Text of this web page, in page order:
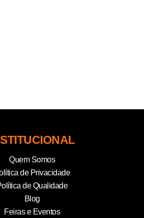
Quem Somos
de Privacidade
de Qualidade
Blog
Feiras e Eventos